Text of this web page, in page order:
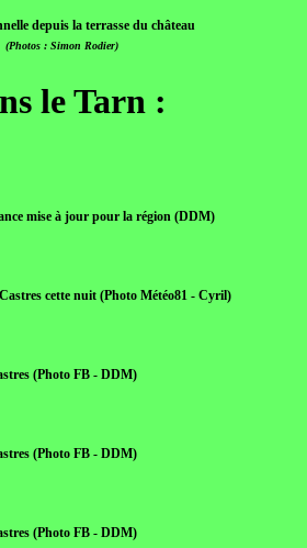
depuis la terrasse du château
(Photos : Simon Rodier)
le Tarn :
mise à jour pour la région (DDM)
cette nuit (Photo Météo81 - Cyril)
(Photo FB - DDM)
(Photo FB - DDM)
(Photo FB - DDM)